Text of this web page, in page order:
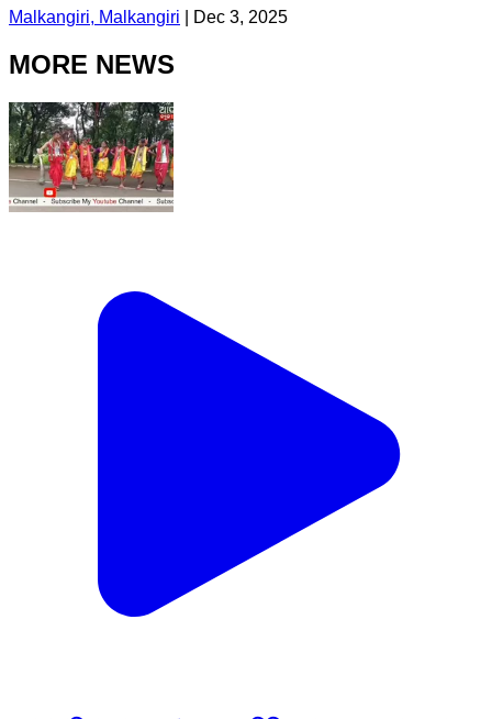
Malkangiri, Malkangiri Dec 3, 2025
MORE NEWS